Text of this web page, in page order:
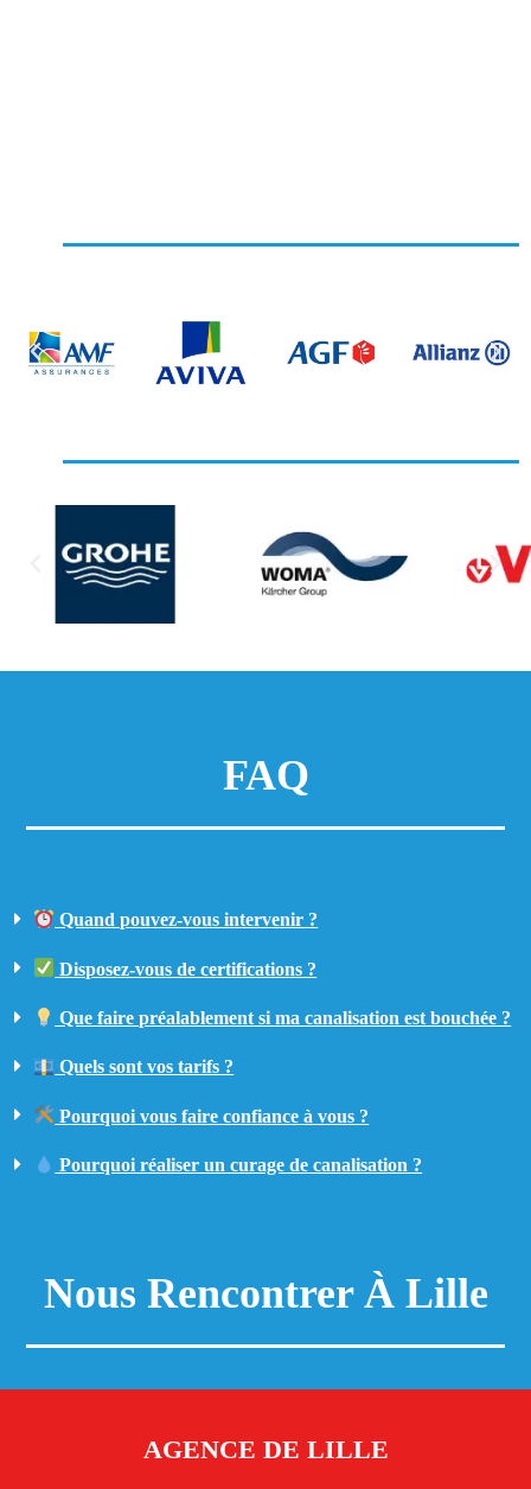
FAQ
Quand pouvez-vous intervenir ?
Disposez-vous de certifications ?
Que faire préalablement si ma canalisation est bouchée ?
Quels sont vos tarifs ?
Pourquoi vous faire confiance à vous ?
Pourquoi réaliser un curage de canalisation ?
Nous Rencontrer À Lille
AGENCE DE LILLE